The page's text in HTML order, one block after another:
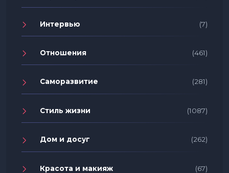
Интервью (7)
Отношения (461)
Саморазвитие (281)
Стиль жизни (1087)
Дом и досуг (262)
Красота и макияж (67)